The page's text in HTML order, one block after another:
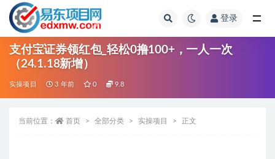
登录
支付宝证券领红包_轻松0撸100+，一人一次
（24.1.18新增）
实操项目 3 年前 0 9.8
当前位置： 首页 全部分类 实操项目 正文